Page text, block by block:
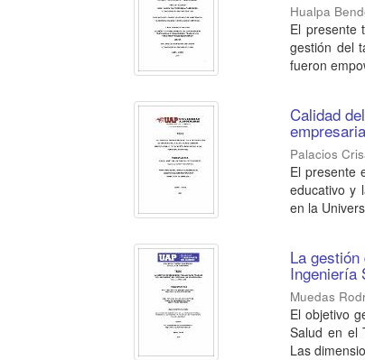
Hualpa
El presente
gestión del
fueron
Calidad
Palacios
El presente
educativo y
en la
La
Ingeniería
Muedas
El objetivo
Salud en el
Las